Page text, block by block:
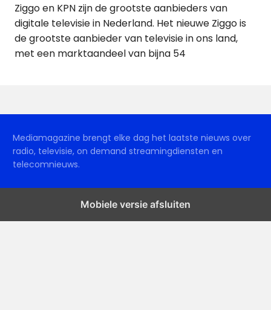
Ziggo en KPN zijn de grootste aanbieders van
digitale televisie in Nederland. Het nieuwe Ziggo is
de grootste aanbieder van televisie in ons land,
met een marktaandeel van bijna 54
Mediamagazine brengt elke dag het laatste nieuws over
radio, televisie, on demand streamingdiensten en
telecomnieuws.
Mobiele versie afsluiten